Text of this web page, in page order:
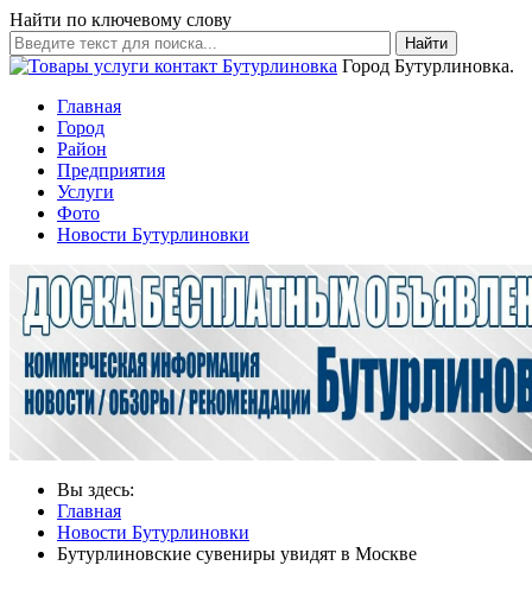
Найти по ключевому слову
Найти
Город Бутурлиновка.
Главная
Город
Район
Предприятия
Услуги
Фото
Новости Бутурлиновки
Вы здесь:
Главная
Новости Бутурлиновки
Бутурлиновские сувениры увидят в Москве